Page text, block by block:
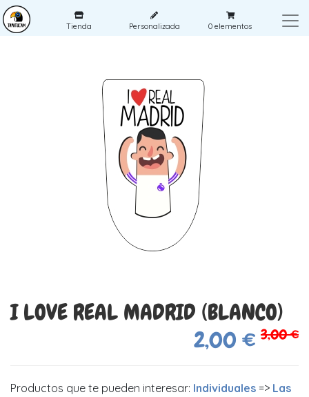
Tienda Personalizada 0 elementos
I LOVE REAL MADRID (BLANCO)
2,00 € 3,00 €
Productos que te pueden interesar: Individuales => Las